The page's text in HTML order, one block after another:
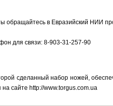
обращайтесь в Евразийский НИИ
для связи: 8-903-31-257-90
сделанный набор ножей,
сайте http://www.torgus.com.ua